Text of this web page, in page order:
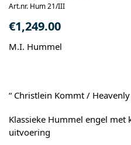
Art.nr. Hum 21/III
€1,249.00
M.I. Hummel
“ Christlein Kommt / Heavenly
Klassieke Hummel engel met
uitvoering